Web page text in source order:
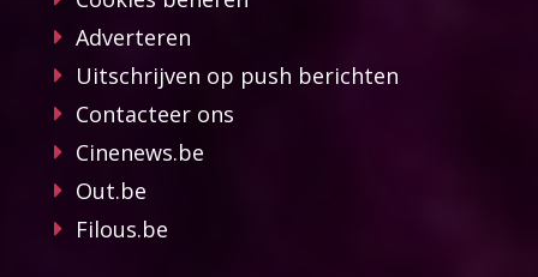
Adverteren
Uitschrijven op push berichten
Contacteer ons
Cinenews.be
Out.be
Filous.be